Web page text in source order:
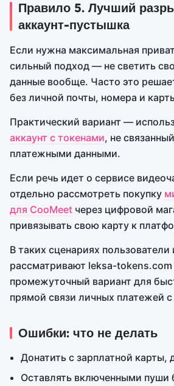
Правило 5. Лучший
аккаунт-пустышка
Если нужна максимальная
сильный подход — не светить
данные вообще. Часто это
без личной почты, номера и
Практический вариант —
аккаунт с токенами, не
платежными данными.
Если речь идет о сервисе
отдельно рассмотреть покупку
для CooMeet через цифровой
привязывать свою карту к
В таких сценариях пользователи
рассматривают leksa-tokens.com
промежуточный вариант для
прямой связи личных платежей
Ошибки: что не делать
Донатить с зарплатной карты,
Оставлять включенными пуши